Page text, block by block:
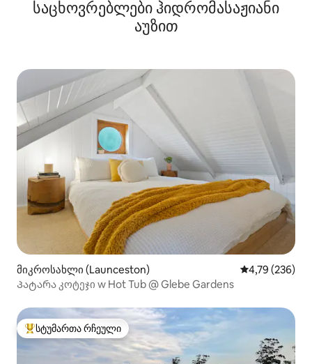
საცხოვრებლები ჰიდრომასაჟიანი
აუზით
მიკროსახლი (Launceston) საშუალო
4,79 (236)
Პატარა კოტეჯი w Hot Tub @ Glebe Gardens
სტუმართა რჩეული მოწინავე ვარიანტი
სტუმართა რჩეული